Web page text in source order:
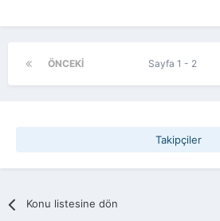
ÖNCEKI Sayfa 1 - 2
Takipçiler
Konu listesine dön